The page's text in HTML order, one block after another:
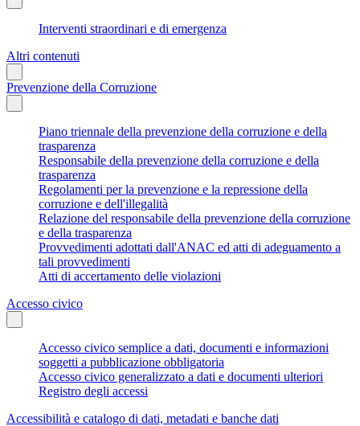
Interventi straordinari e di emergenza
Altri contenuti
Prevenzione della Corruzione
Piano triennale della prevenzione della corruzione e della
trasparenza
Responsabile della prevenzione della corruzione e della
trasparenza
Regolamenti per la prevenzione e la repressione della
corruzione e dell'illegalità
Relazione del responsabile della prevenzione della corruzione
e della trasparenza
Provvedimenti adottati dall'ANAC ed atti di adeguamento a
tali provvedimenti
Atti di accertamento delle violazioni
Accesso civico
Accesso civico semplice a dati, documenti e informazioni
soggetti a pubblicazione obbligatoria
Accesso civico generalizzato a dati e documenti ulteriori
Registro degli accessi
Accessibilità e catalogo di dati, metadati e banche dati